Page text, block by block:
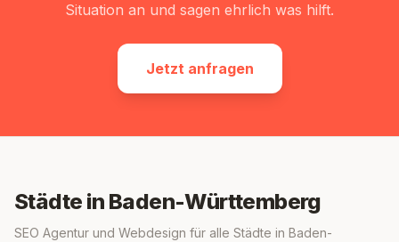
Situation an und sagen ehrlich was hilft.
Jetzt anfragen
Städte in Baden-Württemberg
SEO Agentur und Webdesign für alle Städte in Baden-